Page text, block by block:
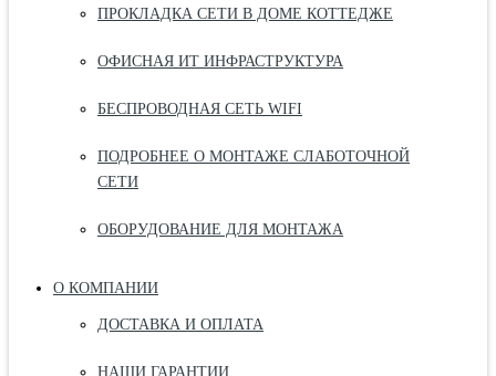
ПРОКЛАДКА СЕТИ В ДОМЕ КОТТЕДЖЕ
ОФИСНАЯ ИТ ИНФРАСТРУКТУРА
БЕСПРОВОДНАЯ СЕТЬ WIFI
ПОДРОБНЕЕ О МОНТАЖЕ СЛАБОТОЧНОЙ
СЕТИ
ОБОРУДОВАНИЕ ДЛЯ МОНТАЖА
О КОМПАНИИ
ДОСТАВКА И ОПЛАТА
НАШИ ГАРАНТИИ